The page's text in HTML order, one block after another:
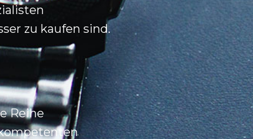
zu kaufen sind.
Reihe